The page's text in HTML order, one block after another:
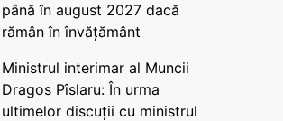
până în august 2027 dacă
rămân în învățământ
Ministrul interimar al Muncii
Dragos Pîslaru: În urma
ultimelor discuții cu ministrul